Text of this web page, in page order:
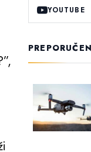
YOUTUBE